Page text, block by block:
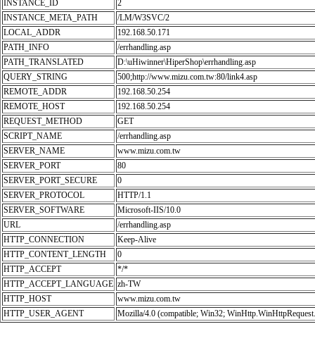
INSTANCE_ID
2
INSTANCE_META_PATH
/LM/W3SVC/2
LOCAL_ADDR
192.168.50.171
PATH_INFO
/errhandling.asp
PATH_TRANSLATED
D:\uHiwinner\HiperShop\errhandling.asp
QUERY_STRING
500;http://www.mizu.com.tw:80/link4.asp
REMOTE_ADDR
192.168.50.254
REMOTE_HOST
192.168.50.254
REQUEST_METHOD
GET
SCRIPT_NAME
/errhandling.asp
SERVER_NAME
www.mizu.com.tw
SERVER_PORT
80
SERVER_PORT_SECURE
0
SERVER_PROTOCOL
HTTP/1.1
SERVER_SOFTWARE
Microsoft-IIS/10.0
URL
/errhandling.asp
HTTP_CONNECTION
Keep-Alive
HTTP_CONTENT_LENGTH
0
HTTP_ACCEPT
*/*
HTTP_ACCEPT_LANGUAGE zh-TW
HTTP_HOST
www.mizu.com.tw
HTTP_USER_AGENT
Mozilla/4.0 (compatible; Win32;